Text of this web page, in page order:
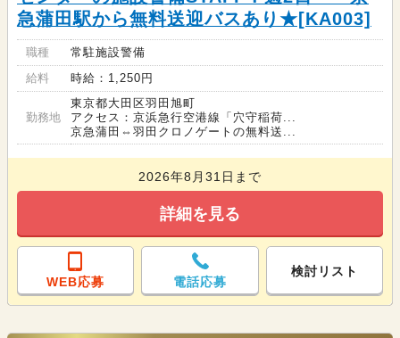
急蒲田駅から無料送迎バスあり★[KA003]
職種
常駐施設警備
給料
時給：1,250円
勤務地
東京都大田区羽田旭町
アクセス：京浜急行空港線「穴守稲荷...
京急蒲田⇔羽田クロノゲートの無料送...
2026年8月31日まで
詳細を見る
WEB応募 電話応募
検討リスト